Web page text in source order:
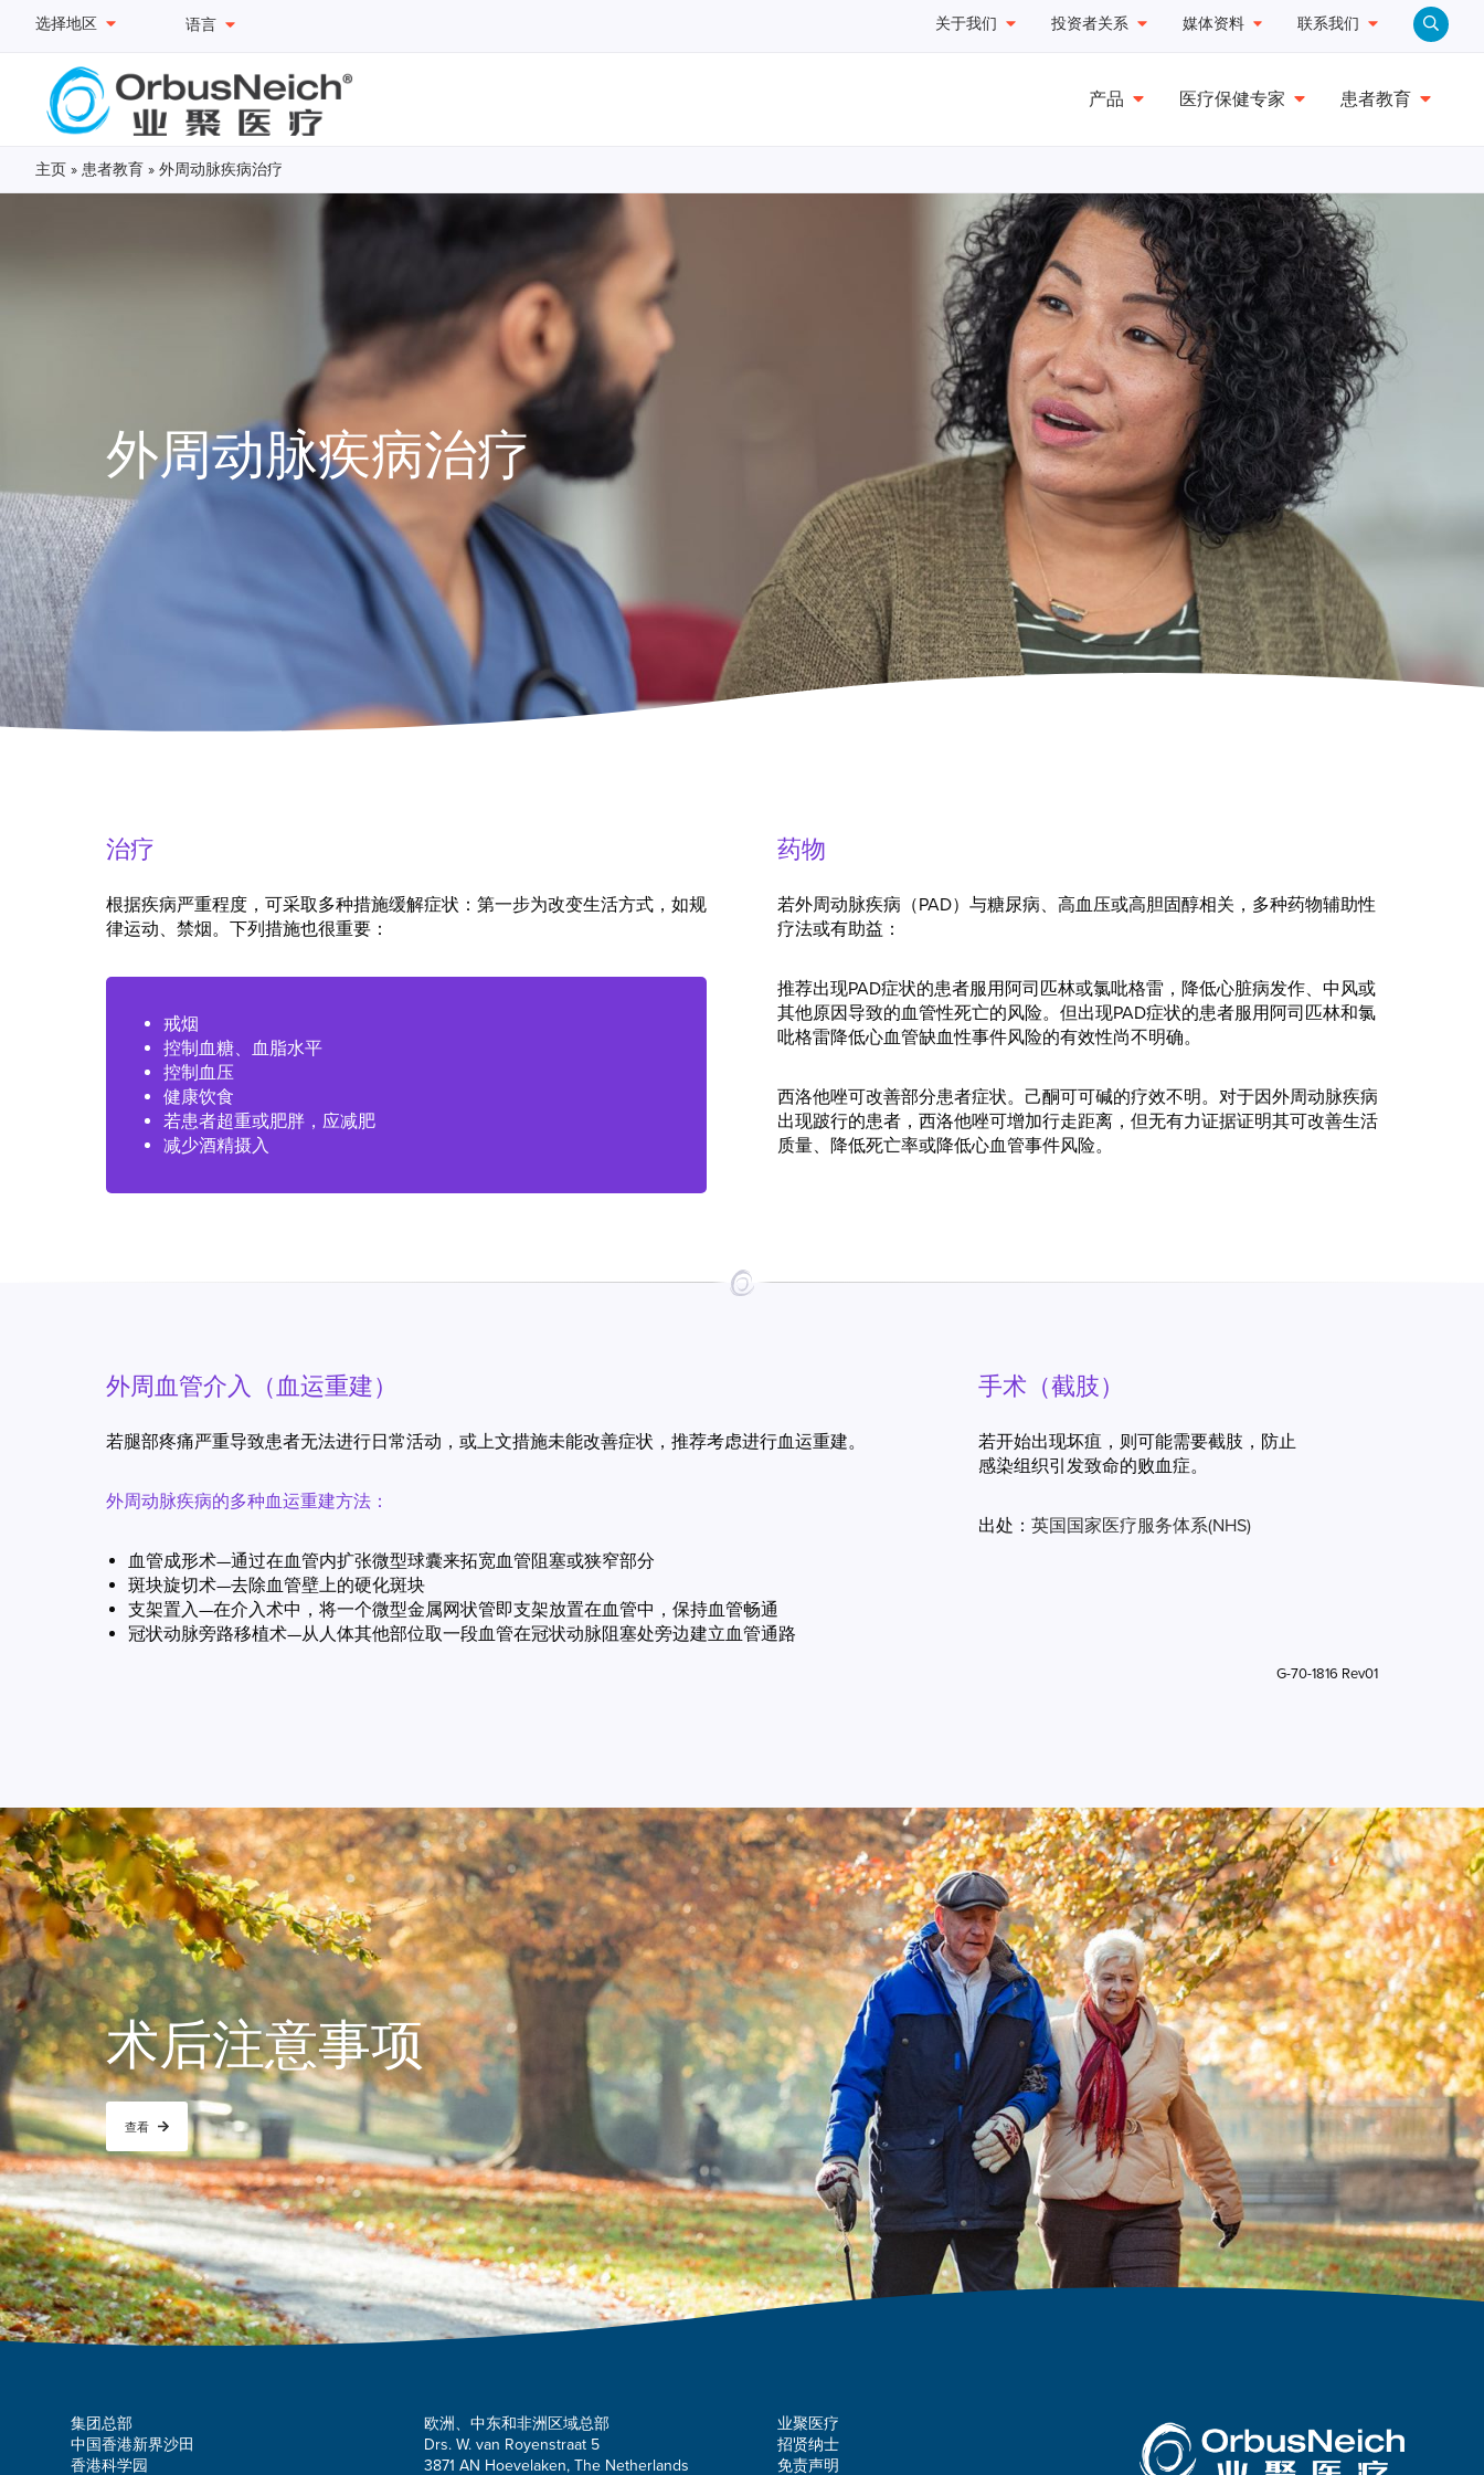
选择地区 语言 关于我们 投资者关系 媒体资料 联系我们
产品 医疗保健专家 患者教育
主页 » 患者教育 » 外周动脉疾病治疗
外周动脉疾病治疗
治疗
根据疾病严重程度，可采取多种措施缓解症状：第一步为改变生活方式，如规
律运动、禁烟。下列措施也很重要：
戒烟
控制血糖、血脂水平
控制血压
健康饮食
若患者超重或肥胖，应减肥
减少酒精摄入
药物
若外周动脉疾病（PAD）与糖尿病、高血压或高胆固醇相关，多种药物辅助性
疗法或有助益：
推荐出现PAD症状的患者服用阿司匹林或氯吡格雷，降低心脏病发作、中风或
其他原因导致的血管性死亡的风险。但出现PAD症状的患者服用阿司匹林和氯
吡格雷降低心血管缺血性事件风险的有效性尚不明确。
西洛他唑可改善部分患者症状。己酮可可碱的疗效不明。对于因外周动脉疾病
出现跛行的患者，西洛他唑可增加行走距离，但无有力证据证明其可改善生活
质量、降低死亡率或降低心血管事件风险。
外周血管介入（血运重建）
若腿部疼痛严重导致患者无法进行日常活动，或上文措施未能改善症状，推荐考虑进行血运重建。
外周动脉疾病的多种血运重建方法：
血管成形术—通过在血管内扩张微型球囊来拓宽血管阻塞或狭窄部分
斑块旋切术—去除血管壁上的硬化斑块
支架置入—在介入术中，将一个微型金属网状管即支架放置在血管中，保持血管畅通
冠状动脉旁路移植术—从人体其他部位取一段血管在冠状动脉阻塞处旁边建立血管通路
手术（截肢）
若开始出现坏疽，则可能需要截肢，防止
感染组织引发致命的败血症。
出处：英国国家医疗服务体系(NHS)
G-70-1816 Rev01
术后注意事项
查看
集团总部
中国香港新界沙田
香港科学园
欧洲、中东和非洲区域总部
Drs. W. van Royenstraat 5
3871 AN Hoevelaken, The Netherlands
业聚医疗
招贤纳士
免责声明